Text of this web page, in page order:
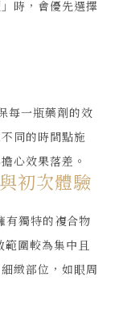
時，會優先選擇
每一瓶藥劑的效
同的時間點施
心效果落差。
初次體驗
有獨特的複合物
範圍較為集中且
緻部位，如眼周